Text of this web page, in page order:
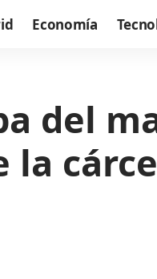
Economía
del
la